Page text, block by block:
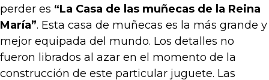
perder es “La Casa de las muñecas de la Reina
María”. Esta casa de muñecas es la más grande y
mejor equipada del mundo. Los detalles no
fueron librados al azar en el momento de la
construcción de este particular juguete. Las